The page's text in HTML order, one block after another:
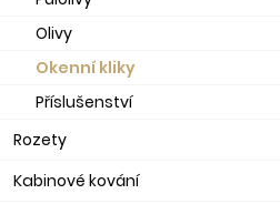
Olivy
Okenní kliky
Příslušenství
Rozety
Kabinové kování